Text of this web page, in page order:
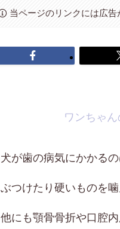
当ページのリンクには広
ワンちゃ
犬が歯の病気にかかる
ぶつけたり硬いものを
他にも顎骨骨折や口腔